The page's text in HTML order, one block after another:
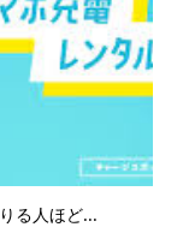
る人ほど...